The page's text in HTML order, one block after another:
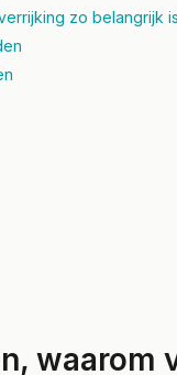
zo belangrijk is